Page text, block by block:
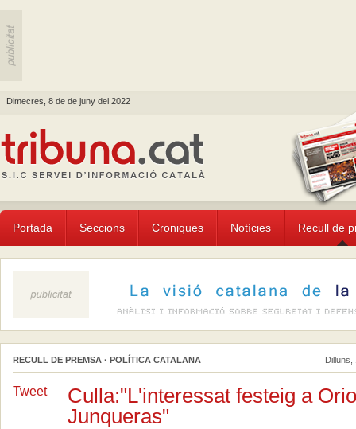
Dimecres, 8 de de juny del 2022
Portada Seccions Croniques Notícies Recull de
Dilluns,
RECULL DE PREMSA · POLÍTICA CATALANA
Tweet
Culla:"L'interessat festeig a
Junqueras"